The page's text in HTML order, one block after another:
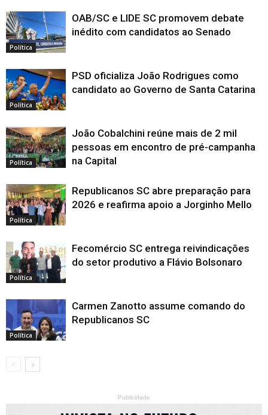
Política
OAB/SC e LIDE SC promovem debate
inédito com candidatos ao Senado
Política
PSD oficializa João Rodrigues como
candidato ao Governo de Santa Catarina
Política
João Cobalchini reúne mais de 2 mil
pessoas em encontro de pré-campanha
na Capital
Política
Republicanos SC abre preparação para
2026 e reafirma apoio a Jorginho Mello
Política
Fecomércio SC entrega reivindicações
do setor produtivo a Flávio Bolsonaro
Política
Carmen Zanotto assume comando do
Republicanos SC
Publicidade